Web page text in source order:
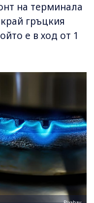
на терминала
гръцкия
е в ход от 1